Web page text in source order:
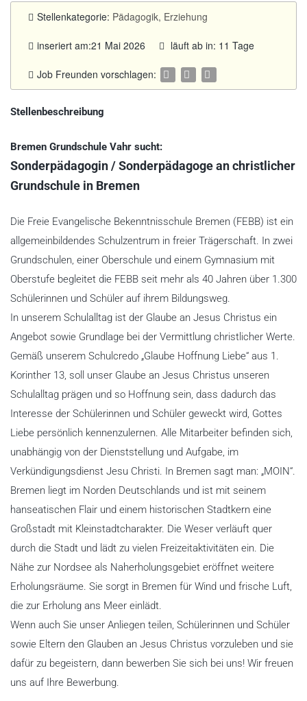
Stellenkategorie: Pädagogik, Erziehung
inseriert am:21 Mai 2026 läuft ab in: 11 Tage
Job Freunden vorschlagen:
Stellenbeschreibung
Bremen Grundschule Vahr sucht:
Sonderpädagogin / Sonderpädagoge an christlicher
Grundschule in Bremen
Die Freie Evangelische Bekenntnisschule Bremen (FEBB) ist ein
allgemeinbildendes Schulzentrum in freier Trägerschaft. In zwei
Grundschulen, einer Oberschule und einem Gymnasium mit
Oberstufe begleitet die FEBB seit mehr als 40 Jahren über 1.300
Schülerinnen und Schüler auf ihrem Bildungsweg.
In unserem Schulalltag ist der Glaube an Jesus Christus ein
Angebot sowie Grundlage bei der Vermittlung christlicher Werte.
Gemäß unserem Schulcredo „Glaube Hoffnung Liebe“ aus 1.
Korinther 13, soll unser Glaube an Jesus Christus unseren
Schulalltag prägen und so Hoffnung sein, dass dadurch das
Interesse der Schülerinnen und Schüler geweckt wird, Gottes
Liebe persönlich kennenzulernen. Alle Mitarbeiter befinden sich,
unabhängig von der Dienststellung und Aufgabe, im
Verkündigungsdienst Jesu Christi. In Bremen sagt man: „MOIN“.
Bremen liegt im Norden Deutschlands und ist mit seinem
hanseatischen Flair und einem historischen Stadtkern eine
Großstadt mit Kleinstadtcharakter. Die Weser verläuft quer
durch die Stadt und lädt zu vielen Freizeitaktivitäten ein. Die
Nähe zur Nordsee als Naherholungsgebiet eröffnet weitere
Erholungsräume. Sie sorgt in Bremen für Wind und frische Luft,
die zur Erholung ans Meer einlädt.
Wenn auch Sie unser Anliegen teilen, Schülerinnen und Schüler
sowie Eltern den Glauben an Jesus Christus vorzuleben und sie
dafür zu begeistern, dann bewerben Sie sich bei uns! Wir freuen
uns auf Ihre Bewerbung.